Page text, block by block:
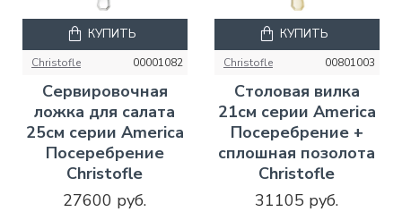
Christofle 00001082
Сервировочная
ложка для салата
25см серии America
Посеребрение
Christofle
27600 руб.
КУПИТЬ
Christofle 00801003
Столовая вилка
21см серии America
Посеребрение +
сплошная позолота
Christofle
31105 руб.
КУПИТЬ